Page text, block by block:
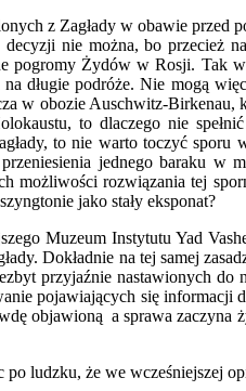
z Zagłady w obawie przed
nie można, bo przecież
Żydów w Rosji. Tak
długie podróże. Nie mogą
w obozie Auschwitz-Birkenau,
to dlaczego nie
to nie warto toczyć sporu
jednego baraku w
możliwości rozwiązania tej
jako stały eksponat?
Muzeum Instytutu Yad
Dokładnie na tej samej
przyjaźnie nastawionych
pojawiających się informacji
objawioną a sprawa
ludzku, że we wcześniejszej